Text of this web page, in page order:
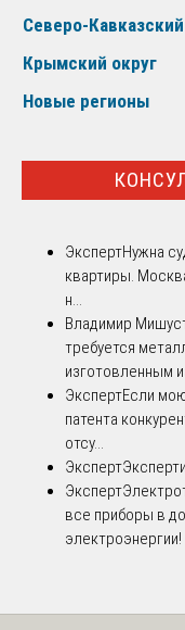
Северо-Кавказский
Крымский округ
Новые регионы
ЭкспертНужна
квартиры.
н...
Владимир
требуется
изготовленным
ЭкспертЕсли
патента
отсу...
Эксперт
Эксперт
все приборы в
электроэнергии!